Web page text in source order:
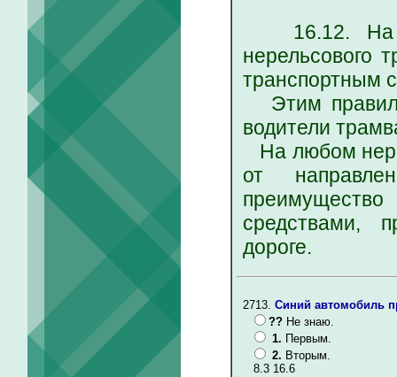
16.12. На
нерельсового
транспортным
Этим
водители
На любом
от
средствами,
дороге.
2713. Синий автомобиль
?? Не знаю.
1. Первым.
2. Вторым.
8.3 16.6